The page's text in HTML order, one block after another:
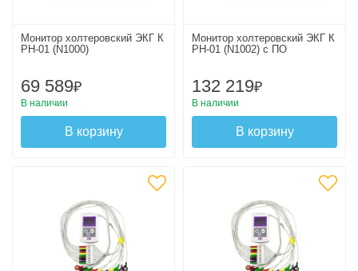
Монитор холтеровский ЭКГ К
РН-01 (N1000)
69 589₽
В наличии
В корзину
Монитор холтеровский ЭКГ К
РН-01 (N1002) с ПО
132 219₽
В наличии
В корзину